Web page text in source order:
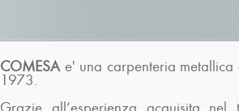
COMESAe' una carpenteria metallica
1973.